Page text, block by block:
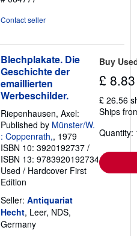
Contact seller
Blechplakate. Die
Geschichte der
emaillierten
Werbeschilder.
Riepenhausen, Axel:
Published by Münster/W.
: Coppenrath,, 1979
ISBN 10: 3920192737 /
ISBN 13: 9783920192734
Used / Hardcover First
Edition
Seller: Antiquariat
Hecht, Leer, NDS,
Germany
Buy
£ 8.83
£ 26.56
Ships
Quantity: